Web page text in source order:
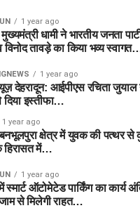
1 year ago
धामी ने भारतीय जनता
विनोद तावड़े का किया भव्य
1 year ago
देहरादून: आईपीएस रचिता जुयाल
दिया इस्तीफा…
1 year ago
बनभूलपुरा क्षेत्र में युवक की पत्थर
हिरासत में…
1 year ago
स्मार्ट ऑटोमेटेड पार्किंग का कार्य
से मिलेगी राहत…